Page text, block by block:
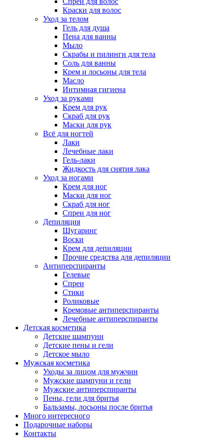
Краски для волос
Уход за телом
Гель для душа
Пена для ванны
Мыло
Скрабы и пилинги для тела
Соль для ванны
Крем и лосьоны для тела
Масло
Интимная гигиена
Уход за руками
Крем для рук
Скраб для рук
Маски для рук
Всё для ногтей
Лаки
Лечебные лаки
Гель-лаки
Жидкость для снятия лака
Уход за ногами
Крем для ног
Маски для ног
Скраб для ног
Спреи для ног
Депиляция
Шугаринг
Воски
Крем для депиляции
Прочие средства для депиляции
Антиперспиранты
Гелевые
Спреи
Стики
Роликовые
Кремовые антиперспиранты
Лечебные антиперспиранты
Детская косметика
Детские шампуни
Детские пены и гели
Детское мыло
Мужская косметика
Уходы за лицом для мужчин
Мужские шампуни и гели
Мужские антиперспиранты
Пены, гели для бритья
Бальзамы, лосьоны после бритья
Много интересного
Подарочные наборы
Контакты